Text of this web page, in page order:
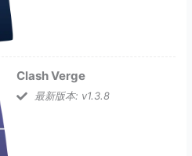
Clash Verge
最新版本: v1.3.8